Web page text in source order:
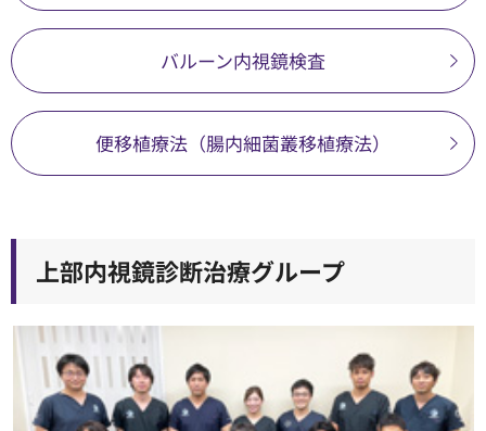
バルーン内視鏡検査
便移植療法（腸内細菌叢移植療法）
上部内視鏡診断治療グループ